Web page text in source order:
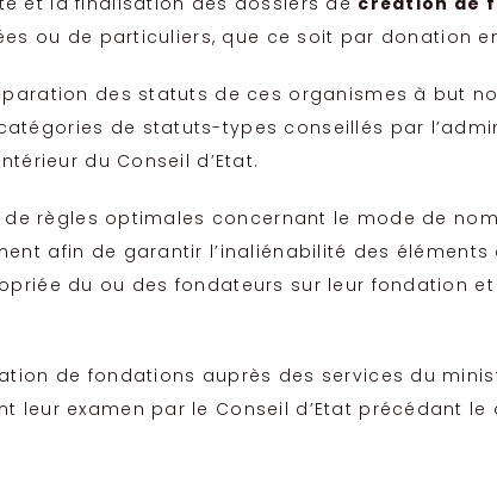
ou de particuliers, que ce soit par donation
des statuts de ces organismes à but
de statuts-types conseillés par
du Conseil d’Etat.
règles optimales concernant le mode de
afin de garantir l’inaliénabilité des
du ou des fondateurs sur leur fondation
de fondations auprès des services du
leur examen par le Conseil d’Etat précédant